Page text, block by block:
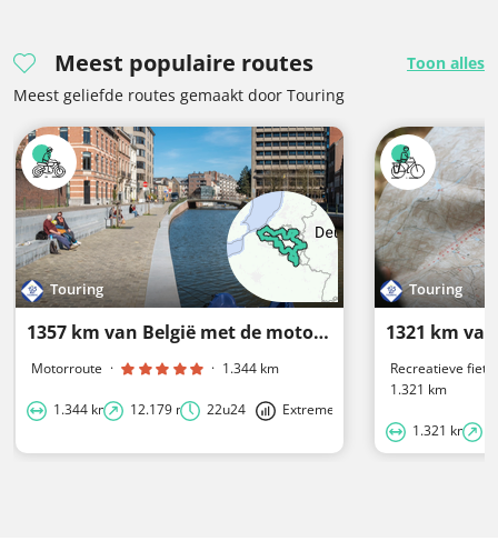
Meest populaire routes
Toon alles
Meest geliefde routes gemaakt door Touring
Touring
1357 km van België met de motor
Motorroute · · 1.344 km
1.344 km 12.179 m 22u24 Extreme
Touring
1321 km
Recreatieve
1.321 km
1.321 km